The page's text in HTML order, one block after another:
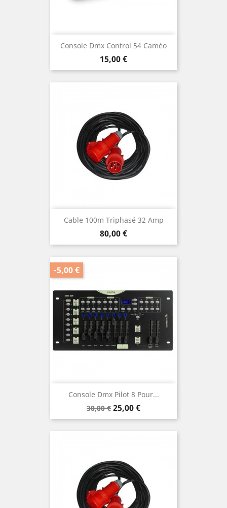
Console Dmx Control 54 Caméo
Prix
15,00 €
Cable 100m Triphasé 32 Amp
Prix
80,00 €
Console Dmx Pilot 8 Pour...
Prix
de
30,00 € Prix
25,00 €
-5,00 €